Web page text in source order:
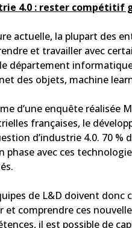
4.0 : rester compétitif
actuelle, la plupart des
et travailler avec
département
des objets, machine
d’une enquête réalisée
françaises, le
d’industrie 4.0. 70
phase avec ces
de L&D doivent donc
et comprendre ces
il est possible de